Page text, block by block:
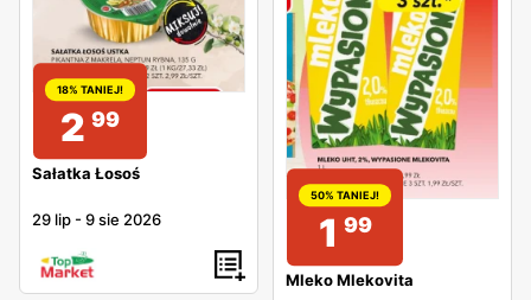
18% TANIEJ!
2 99
Sałatka Łosoś
29 lip -9 sie 2026
50% TANIEJ!
1 99
Mleko Mlekovita